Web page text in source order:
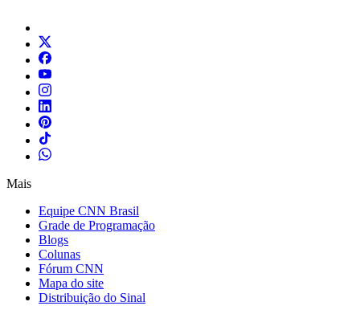
Mais
Equipe CNN Brasil
Grade de Programação
Blogs
Colunas
Fórum CNN
Mapa do site
Distribuição do Sinal